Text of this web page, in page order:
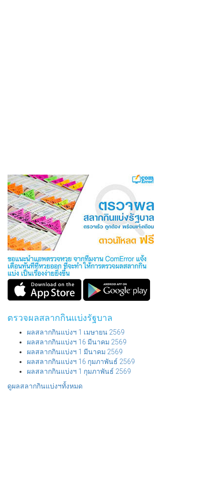
ตรวจผลสลากกินแบ่งรัฐบาล
ผลสลากกินแบ่งฯ 1 เมษายน 2569
ผลสลากกินแบ่งฯ 16 มีนาคม 2569
ผลสลากกินแบ่งฯ 1 มีนาคม 2569
ผลสลากกินแบ่งฯ 16 กุมภาพันธ์ 2569
ผลสลากกินแบ่งฯ 1 กุมภาพันธ์ 2569
ดูผลสลากกินแบ่งฯทั้งหมด